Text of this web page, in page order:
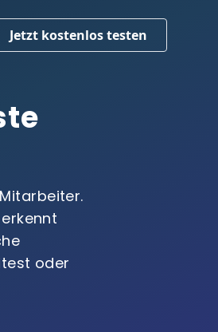
Jetzt kostenlos testen
oder